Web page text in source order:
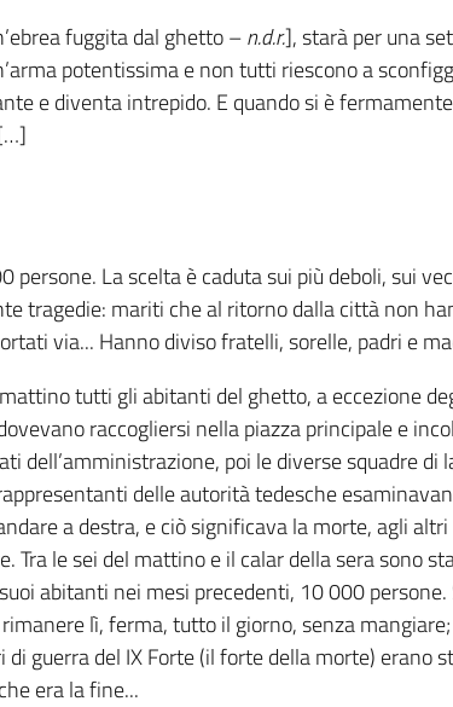
fuggita dal ghetto –n.d.r.], starà per una
potentissima e non tutti riescono a
e diventa intrepido. E quando si è
La scelta è caduta sui più deboli, sui
tragedie: mariti che al ritorno dalla città non
via... Hanno diviso fratelli, sorelle, padri e
tutti gli abitanti del ghetto, a eccezione
raccogliersi nella piazza principale e
dell’amministrazione, poi le diverse squadre
delle autorità tedesche
a destra, e ciò significava la morte, agli
Tra le sei del mattino e il calar della sera sono
abitanti nei mesi precedenti, 10 000
lì, ferma, tutto il giorno, senza
guerra del IX Forte (il forte della morte) erano
era la fine...